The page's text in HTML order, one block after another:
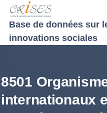
Aller au contenu principal
Base de données sur
innovations sociales
8501
internationaux